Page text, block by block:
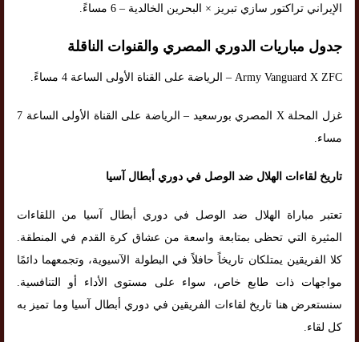
الإيراني تراكتور سازي تبريز × البحرين الخالدية – 6 مساءً.
جدول مباريات الدوري المصري والقنوات الناقلة
Army Vanguard X ZFC – الرياضة على القناة الأولى الساعة 4 مساءً.
غزل المحلة X المصري بورسعيد – الرياضة على القناة الأولى الساعة 7
مساء.
تاريخ لقاءات الهلال ضد الوصل في دوري أبطال آسيا
تعتبر مباراة الهلال ضد الوصل في دوري أبطال آسيا من اللقاءات
المثيرة التي تحظى بمتابعة واسعة من عشاق كرة القدم في المنطقة.
كلا الفريقين يمتلكان تاريخاً حافلاً في البطولة الآسيوية، وتجمعهما دائمًا
مواجهات ذات طابع خاص، سواء على مستوى الأداء أو التنافسية.
سنستعرض هنا تاريخ لقاءات الفريقين في دوري أبطال آسيا وما تميز به
كل لقاء.